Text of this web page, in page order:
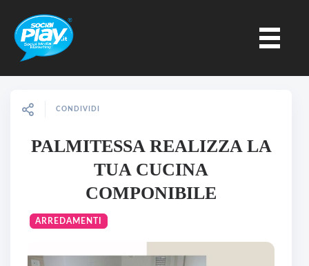
CONDIVIDI
PALMITESSA REALIZZA LA
TUA CUCINA
COMPONIBILE
ARREDAMENTI